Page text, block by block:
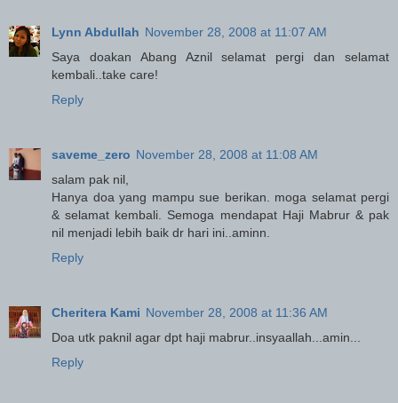
Lynn Abdullah November 28, 2008 at 11:07 AM
Saya doakan Abang Aznil selamat pergi dan selamat
kembali..take care!
Reply
saveme_zero November 28, 2008 at 11:08 AM
salam pak nil,
Hanya doa yang mampu sue berikan. moga selamat pergi
& selamat kembali. Semoga mendapat Haji Mabrur & pak
nil menjadi lebih baik dr hari ini..aminn.
Reply
Cheritera Kami November 28, 2008 at 11:36 AM
Doa utk paknil agar dpt haji mabrur..insyaallah...amin...
Reply